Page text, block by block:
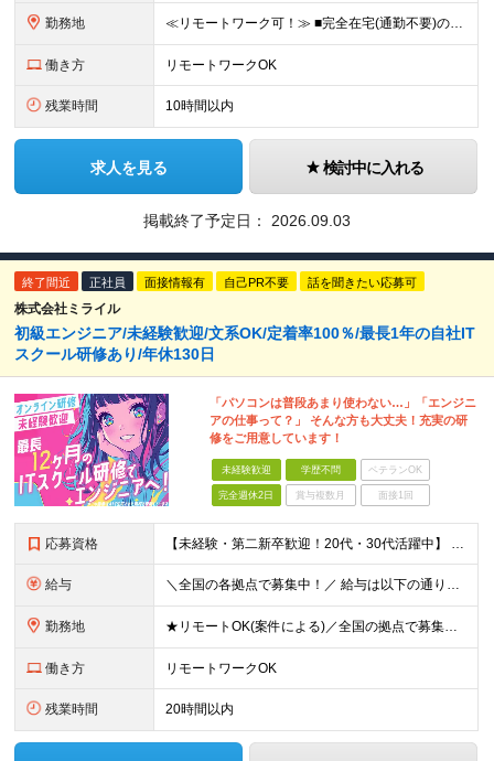
勤務地 ≪リモートワーク可！≫ ■完全在宅(通勤不要)の場合…地方に在住したままフルリモートでの勤務も可能です ■出社の場合…本社または首都圏の各プロジェクト先 ★転居をともなう転勤はありません ★受託案件
働き方 リモートワークOK
残業時間 10時間以内
求人を見る 検討中に入れる
掲載終了予定日： 2026.09.03
終了間近 正社員 面接情報有 自己PR不要 話を聞きたい応募可
株式会社ミライル
初級エンジニア/未経験歓迎/文系OK/定着率100％/最長1年の自社IT
スクール研修あり/年休130日
「パソコンは普段あまり使わない…」「エンジニ
アの仕事って？」 そんな方も大丈夫！充実の研
修をご用意しています！
未経験歓迎 学歴不問 ベテランOK
完全週休2日 賞与複数月 面接1回
応募資格 【未経験・第二新卒歓迎！20代・30代活躍中】 ★意欲・人柄重視の採用を実施！ ◆学歴不問 ◆社会人未経験もOK ～こんな方にオススメです～ ◎エンジニアに興味・関心のある方 ◎正社員デビューを叶え
給与 ＼全国の各拠点で募集中！／ 給与は以下の通り、勤務地により異なります。 札幌：月給23万円～27万円 仙台：月給22万円～26万円 新潟：月給22万円～26万円 東京：月給26万円～30万円 大阪：
勤務地 ★リモートOK(案件による)／全国の拠点で募集中！ 北海道、宮城県、新潟県、東京都、大阪府、福岡県、沖縄県にある各拠点 ※様々な企業の現場で、当社プロジェクトに加わり業務を行っていただきます。 ※希望
働き方 リモートワークOK
残業時間 20時間以内